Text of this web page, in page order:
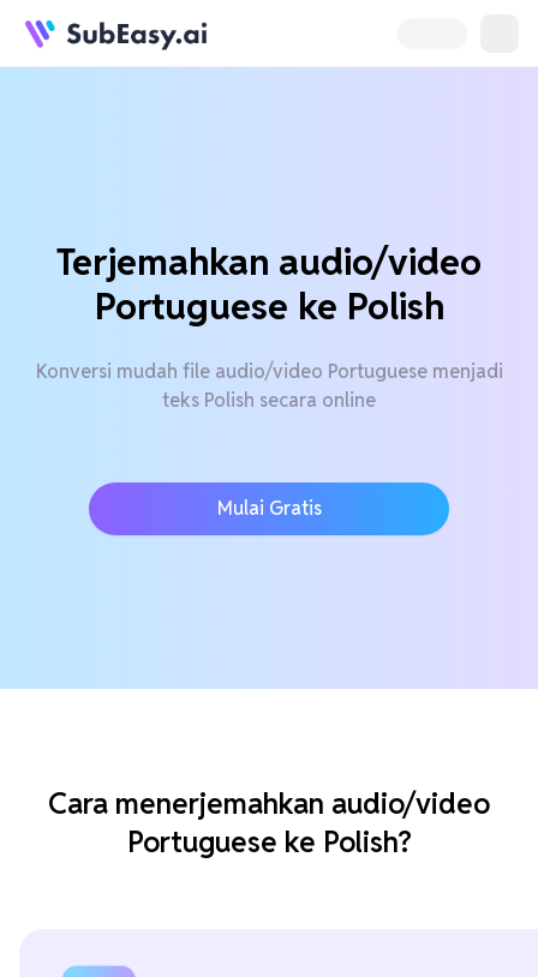
Terjemahkan audio/video
Portuguese ke Polish
Konversi mudah file audio/video Portuguese menjadi
teks Polish secara online
Mulai Gratis
Cara menerjemahkan audio/video
Portuguese ke Polish?